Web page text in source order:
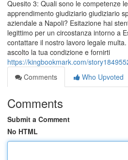
Quesito 3: Quali sono le competenze
apprendimento giudiziario giudiziario
aziendale a Napoli? Esitazione hai
legittimo per un circostanza intorno a
contattare il nostro lavoro legale
ascolto la tua condizione e fornirti
https://kingbookmark.com/
Comments
Who Upvoted
Comments
Submit a Comment
No HTML